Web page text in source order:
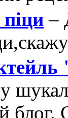
–
блог.